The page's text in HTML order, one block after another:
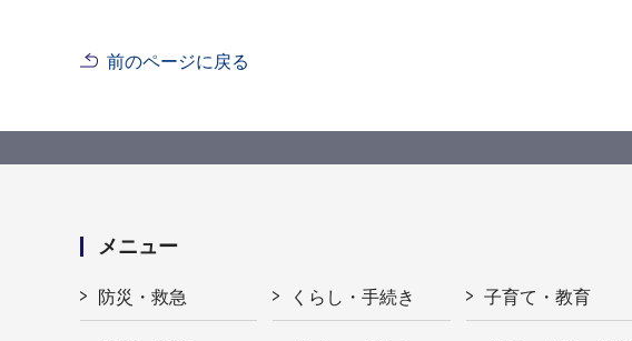
前のページに戻る
メニュー
防災・救急 くらし・手続き 子育て・教育